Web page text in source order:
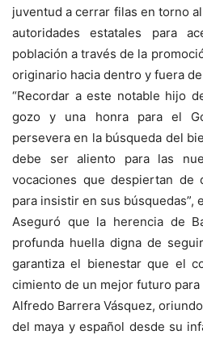
juventud a cerrar filas en torno
autoridades estatales para
población a través de la
originario hacia dentro y fuera
“Recordar a este notable hijo
gozo y una honra para el
persevera en la búsqueda del
debe ser aliento para las
vocaciones que despiertan de
para insistir en sus búsquedas”,
Aseguró que la herencia de
profunda huella digna de
garantiza el bienestar que el
cimiento de un mejor futuro para
Alfredo Barrera Vásquez,
del maya y español desde su